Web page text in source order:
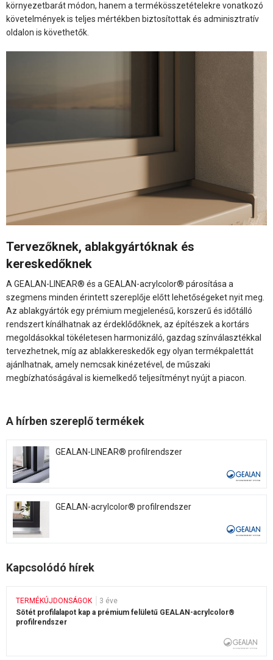
környezetbarát módon, hanem a termékösszetételekre vonatkozó
követelmények is teljes mértékben biztosítottak és adminisztratív
oldalon is követhetők.
Tervezőknek, ablakgyártóknak és
kereskedőknek
A GEALAN-LINEAR® és a GEALAN-acrylcolor® párosítása a
szegmens minden érintett szereplője előtt lehetőségeket nyit meg.
Az ablakgyártók egy prémium megjelenésű, korszerű és időtálló
rendszert kínálhatnak az érdeklődőknek, az építészek a kortárs
megoldásokkal tökéletesen harmonizáló, gazdag színválasztékkal
tervezhetnek, míg az ablakkereskedők egy olyan termékpalettát
ajánlhatnak, amely nemcsak kinézetével, de műszaki
megbízhatóságával is kiemelkedő teljesítményt nyújt a piacon.
A hírben szereplő termékek
GEALAN-LINEAR® profilrendszer
GEALAN-acrylcolor® profilrendszer
Kapcsolódó hírek
TERMÉKÚJDONSÁGOK
3 éve
Sötét profilalapot kap a prémium felületű GEALAN-acrylcolor®
profilrendszer